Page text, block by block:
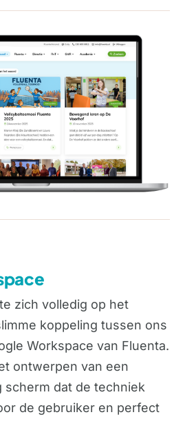
zich volledig op het
koppeling tussen ons
Workspace van Fluenta.
ontwerpen van een
scherm dat de techniek
de gebruiker en perfect